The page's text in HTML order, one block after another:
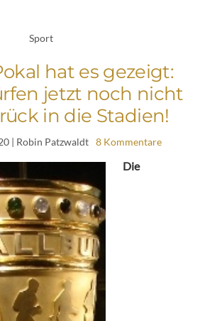
Sport
hat es gezeigt:
jetzt noch nicht
in die Stadien!
| Robin Patzwaldt 8 Kommentare
Die